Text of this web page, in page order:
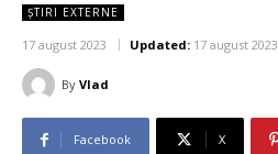
ȘTIRI EXTERNE
17 august 2023 Updated: 17 august 2023
By Vlad
Facebook X